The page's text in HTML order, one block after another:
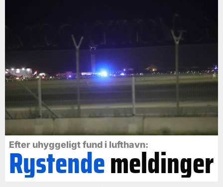
Efter uhyggeligt fund i lufthavn:
Rystendemeldinger